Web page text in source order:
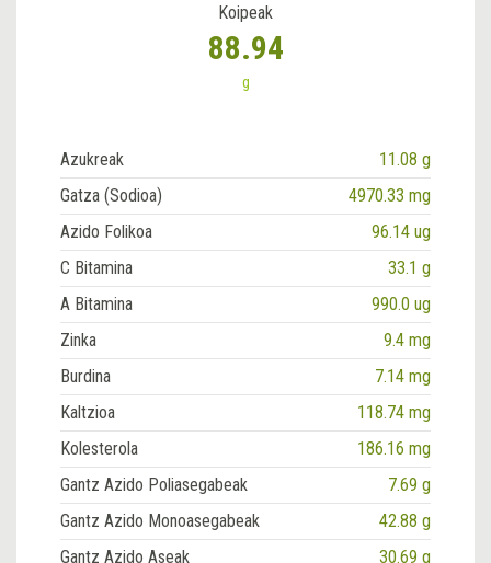
Koipeak
88.94
g
Azukreak
11.08 g
Gatza (Sodioa)
4970.33 mg
Azido Folikoa
96.14 ug
C Bitamina
33.1 g
A Bitamina
990.0 ug
Zinka
9.4 mg
Burdina
7.14 mg
Kaltzioa
118.74 mg
Kolesterola
186.16 mg
Gantz Azido Poliasegabeak
7.69 g
Gantz Azido Monoasegabeak
42.88 g
Gantz Azido Aseak
30.69 g